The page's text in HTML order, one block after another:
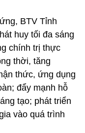
BTV Tỉnh
huy tối đa sáng
chính trị thực
thời, tăng
thức, ứng dụng
đẩy mạnh hỗ
tạo; phát triển
vào quá trình